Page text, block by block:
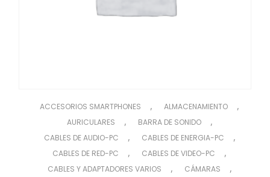
ACCESORIOS SMARTPHONES , ALMACENAMIENTO ,
AURICULARES , BARRA DE SONIDO ,
CABLES DE AUDIO-PC , CABLES DE ENERGIA-PC ,
CABLES DE RED-PC , CABLES DE VIDEO-PC ,
CABLES Y ADAPTADORES VARIOS , CÁMARAS ,